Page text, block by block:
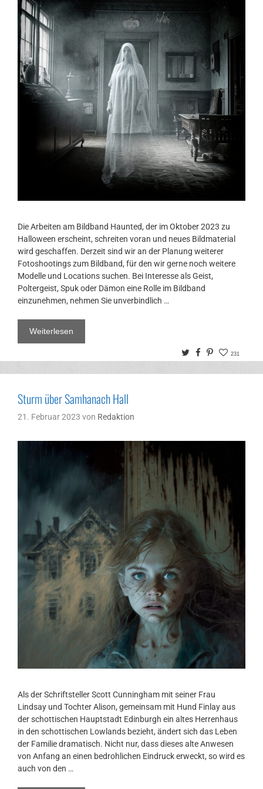
Die Arbeiten am Bildband Haunted, der im Oktober 2023 zu
Halloween erscheint, schreiten voran und neues Bildmaterial
wird geschaffen. Derzeit sind wir an der Planung weiterer
Fotoshootings zum Bildband, für den wir gerne noch weitere
Modelle und Locations suchen. Bei Interesse als Geist,
Poltergeist, Spuk oder Dämon eine Rolle im Bildband
einzunehmen, nehmen Sie unverbindlich …
Weiterlesen
TwitterFacebook
Pinterest
231
Sturm über Samhanach Hall
21. Februar 2023 von Redaktion
Als der Schriftsteller Scott Cunningham mit seiner Frau
Lindsay und Tochter Alison, gemeinsam mit Hund Finlay aus
der schottischen Hauptstadt Edinburgh ein altes Herrenhaus
in den schottischen Lowlands bezieht, ändert sich das Leben
der Familie dramatisch. Nicht nur, dass dieses alte Anwesen
von Anfang an einen bedrohlichen Eindruck erweckt, so wird es
auch von den …